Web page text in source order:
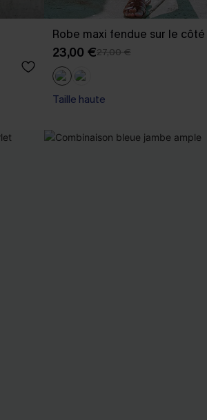
Robe maxi fendue sur le
23,00 €27,00 €
Taille haute